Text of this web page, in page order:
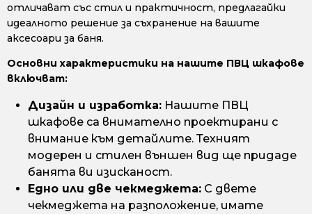
отличават със стил и практичност, предлагайки
идеалното решение за съхранение на вашите
аксесоари за баня.
Основни характеристики на нашите ПВЦ шкафове
включват:
Дизайн и изработка: Нашите ПВЦ
шкафове са внимателно проектирани с
внимание към детайлите. Техният
модерен и стилен външен вид ще придаде
банята ви изисканост.
Едно или две чекмеджета: С двете
чекмеджета на разположение, имате